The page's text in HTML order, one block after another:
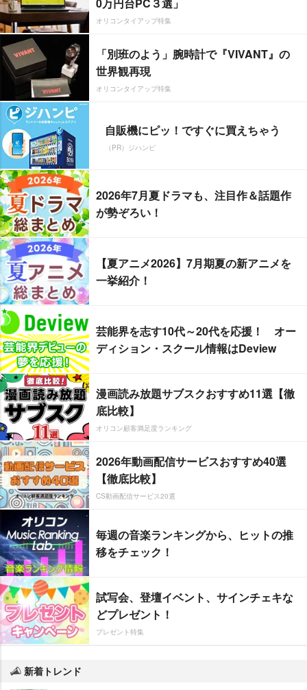
オリコンタイアップ特集
「別班のよう」腕時計で『VIVANT』の
世界観再現
オリコンタイアップ特集
自販機にピッ！ですぐに買えちゃう
（PR）ジハンピ
2026年7月夏ドラマも、注目作＆話題作
が勢ぞろい！
【夏アニメ2026】7月期夏の新アニメを
一挙紹介！
芸能界を志す10代～20代を応援！ オー
ディション・スクール情報はDeview
漫画読み放題サブスクおすすめ11選【徹
底比較】
オリコン顧客満足度ランキング
2026年動画配信サービスおすすめ40選
【徹底比較】
CS動画配信サービス20選
毎週の音楽ランキングから、ヒットの推
移をチェック！
試写会、登壇イベント、サインチェキな
どプレゼント！
プレゼント特集
新着トレンド